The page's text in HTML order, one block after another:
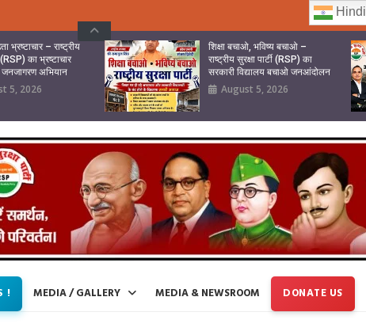
भ्रष्टाचार – राष्ट्रीय
(RSP) का भ्रष्टाचार
जनजागरण अभियान
5, 2026
शिक्षा बचाओ, भविष्य बचाओ –
राष्ट्रीय सुरक्षा पार्टी (RSP) का
सरकारी विद्यालय बचाओ जनआंदोलन
August 5, 2026
! MEDIA / GALLERY MEDIA & NEWSROOM DONATE US
Hindi